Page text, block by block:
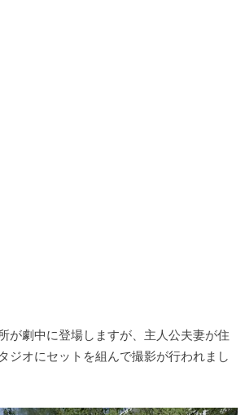
が劇中に登場しますが、主人公夫妻が住
ジオにセットを組んで撮影が行われまし